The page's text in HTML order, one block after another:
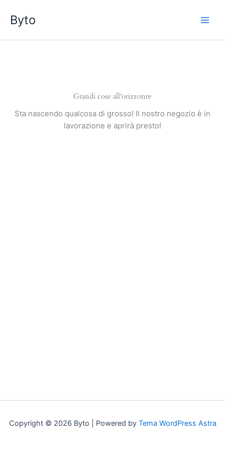
contenuto
Byto
Grandi cose all'orizzonte
Sta nascendo qualcosa di grosso! Il nostro negozio è in
lavorazione e aprirà presto!
Copyright © 2026 Byto | Powered by Tema WordPress Astra